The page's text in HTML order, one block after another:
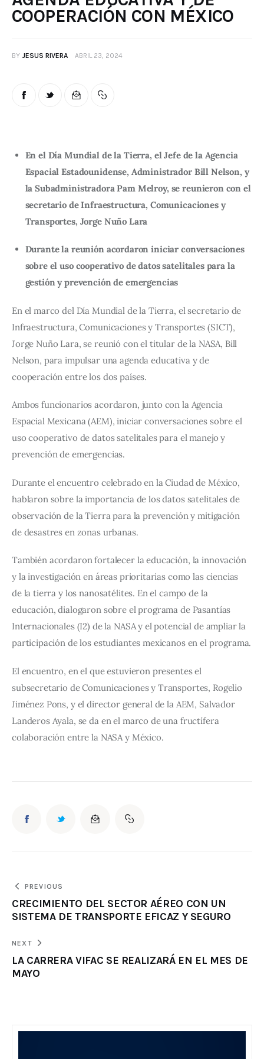
COOPERACIÓN CON MÉXICO
BY JESUS RIVERA ABRIL 23, 2024
En el Día Mundial de la Tierra, el Jefe de la Agencia
Espacial Estadounidense, Administrador Bill Nelson, y
la Subadministradora Pam Melroy, se reunieron con el
secretario de Infraestructura, Comunicaciones y
Transportes, Jorge Nuño Lara
Durante la reunión acordaron iniciar conversaciones
sobre el uso cooperativo de datos satelitales para la
gestión y prevención de emergencias
En el marco del Día Mundial de la Tierra, el secretario de
Infraestructura, Comunicaciones y Transportes (SICT),
Jorge Nuño Lara, se reunió con el titular de la NASA, Bill
Nelson, para impulsar una agenda educativa y de
cooperación entre los dos países.
Ambos funcionarios acordaron, junto con la Agencia
Espacial Mexicana (AEM), iniciar conversaciones sobre el
uso cooperativo de datos satelitales para el manejo y
prevención de emergencias.
Durante el encuentro celebrado en la Ciudad de México,
hablaron sobre la importancia de los datos satelitales de
observación de la Tierra para la prevención y mitigación
de desastres en zonas urbanas.
También acordaron fortalecer la educación, la innovación
y la investigación en áreas prioritarias como las ciencias
de la tierra y los nanosatélites. En el campo de la
educación, dialogaron sobre el programa de Pasantías
Internacionales (I2) de la NASA y el potencial de ampliar la
participación de los estudiantes mexicanos en el programa.
El encuentro, en el que estuvieron presentes el
subsecretario de Comunicaciones y Transportes, Rogelio
Jiménez Pons, y el director general de la AEM, Salvador
Landeros Ayala, se da en el marco de una fructífera
colaboración entre la NASA y México.
PREVIOUS
CRECIMIENTO DEL SECTOR AÉREO CON UN
SISTEMA DE TRANSPORTE EFICAZ Y SEGURO
NEXT
LA CARRERA VIFAC SE REALIZARÁ EN EL MES DE
MAYO